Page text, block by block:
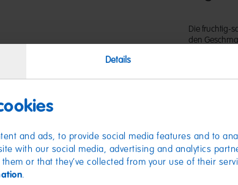
Details
and ads, to provide social media features and to
with our social media, advertising and analytics
or that they’ve collected from your use of their
.
Die fruchtig-
den
Maracuja